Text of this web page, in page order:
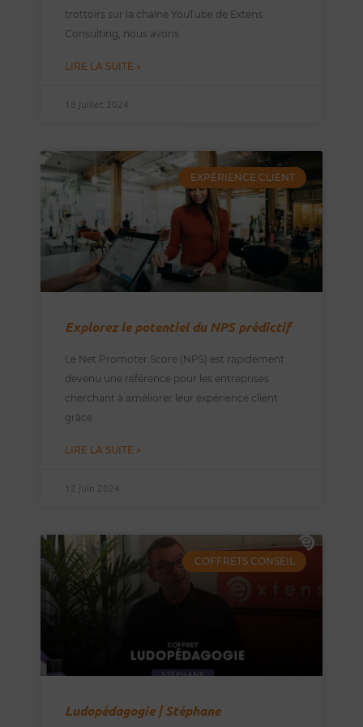
trottoirs sur la chaîne YouTube de Extens
Consulting, nous avons
LIRE LA SUITE »
18 juillet 2024
EXPÉRIENCE CLIENT
Explorez le potentiel du NPS prédictif
Le Net Promoter Score (NPS) est rapidement
devenu une référence pour les entreprises
cherchant à améliorer leur expérience client
grâce
LIRE LA SUITE »
12 juin 2024
COFFRETS CONSEIL
Ludopédagogie | Stéphane